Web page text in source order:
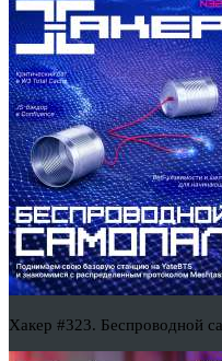
Хакер #323. Беспроводной